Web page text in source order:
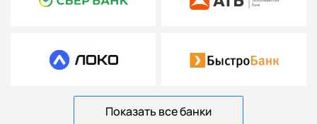
Показать все банки